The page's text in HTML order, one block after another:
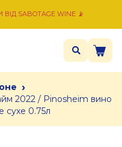
SABOTAGE WINE 📡
›
2022 / Pinosheim вино
сухе 0.75л